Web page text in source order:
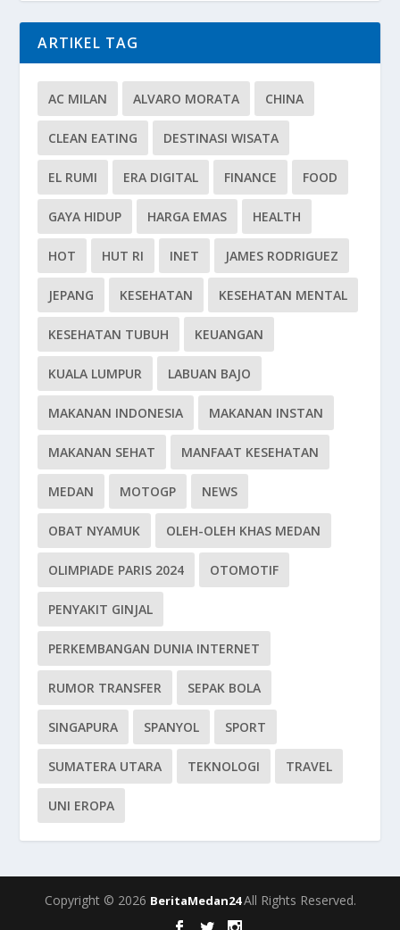
ARTIKEL TAG
AC MILAN ALVARO MORATA CHINA
CLEAN EATING DESTINASI WISATA
EL RUMI ERA DIGITAL FINANCE FOOD
GAYA HIDUP HARGA EMAS HEALTH
HOT HUT RI INET JAMES RODRIGUEZ
JEPANG KESEHATAN KESEHATAN MENTAL
KESEHATAN TUBUH KEUANGAN
KUALA LUMPUR LABUAN BAJO
MAKANAN INDONESIA MAKANAN INSTAN
MAKANAN SEHAT MANFAAT KESEHATAN
MEDAN MOTOGP NEWS
OBAT NYAMUK OLEH-OLEH KHAS MEDAN
OLIMPIADE PARIS 2024 OTOMOTIF
PENYAKIT GINJAL
PERKEMBANGAN DUNIA INTERNET
RUMOR TRANSFER SEPAK BOLA
SINGAPURA SPANYOL SPORT
SUMATERA UTARA TEKNOLOGI TRAVEL
UNI EROPA
Copyright © 2026 BeritaMedan24All Rights Reserved.